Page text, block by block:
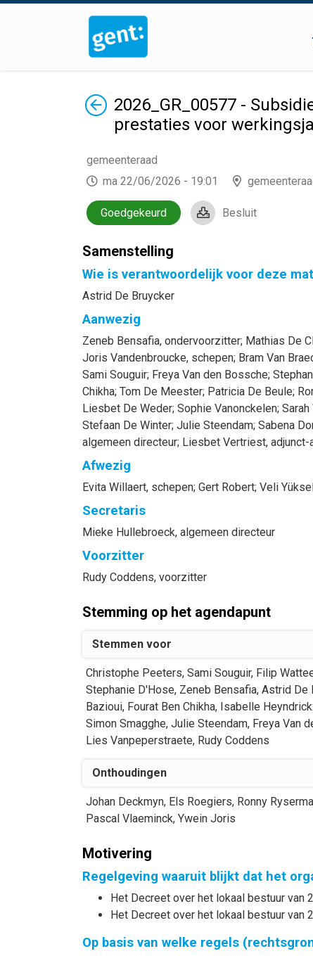
Terug2026_GR_00577 -
prestaties voor
gemeenteraad
ma 22/06/2026 - 19:01
Goedgekeurd Besluit
Samenstelling
Wie is verantwoordelijk voor deze
Astrid De Bruycker
Aanwezig
Zeneb Bensafia, ondervoorzitter; Mathias De
Joris Vandenbroucke, schepen; Bram Van
Sami Souguir; Freya Van den Bossche;
Chikha; Tom De Meester; Patricia De Beule;
Liesbet De Weder; Sophie Vanonckelen; Sarah
Stefaan De Winter; Julie Steendam; Sabena
algemeen directeur; Liesbet Vertriest,
Afwezig
Evita Willaert, schepen; Gert Robert; Veli
Secretaris
Mieke Hullebroeck, algemeen directeur
Voorzitter
Rudy Coddens, voorzitter
Stemming op het agendapunt
Stemmen voor
Christophe Peeters, Sami Souguir, Filip
Stephanie D'Hose, Zeneb Bensafia, Astrid De
Bazioui, Fourat Ben Chikha, Isabelle
Simon Smagghe, Julie Steendam, Freya Van
Lies Vanpeperstraete, Rudy Coddens
Onthoudingen
Johan Deckmyn, Els Roegiers, Ronny
Pascal Vlaeminck, Ywein Joris
Motivering
Regelgeving waaruit blijkt dat het
Het Decreet over het lokaal bestuur van
Het Decreet over het lokaal bestuur van
Op basis van welke regels